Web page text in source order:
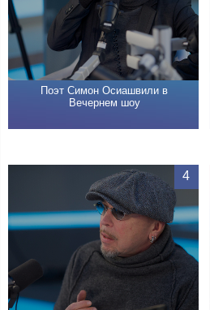
Поэт Симон Осиашвили в
Вечернем шоу
4